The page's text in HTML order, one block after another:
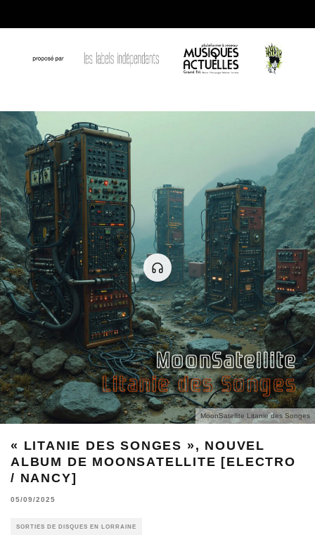
MoonSatellite Litanie des Songes
« LITANIE DES SONGES », NOUVEL
ALBUM DE MOONSATELLITE [ELECTRO
/ NANCY]
05/09/2025
SORTIES DE DISQUES EN LORRAINE